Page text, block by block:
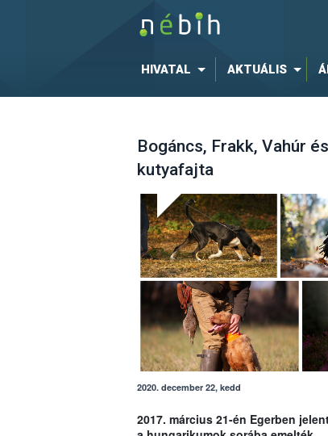
HIVATAL AKTUÁLIS
Bogáncs, Frakk, Vahúr
kutyafajta
2020. december 22, kedd
2017. március 21-én Egerben